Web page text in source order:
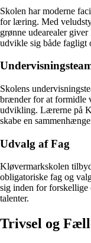
Skolen har moderne
for læring. Med
grønne udearealer
udvikle sig både fagligt
Skolens
brænder for at formidle
udvikling. Lærerne på
skabe en
Udvalg af Fag
Kløvermarkskolen
obligatoriske fag og
sig inden for forskellige
talenter.
Trivsel og